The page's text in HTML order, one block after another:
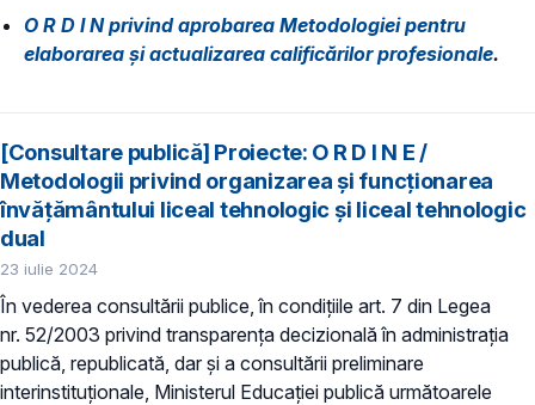
O R D I N privind aprobarea Metodologiei pentru
elaborarea și actualizarea calificărilor profesionale.
[Consultare publică] Proiecte: O R D I N E /
Metodologii privind organizarea și funcționarea
învățământului liceal tehnologic și liceal tehnologic
dual
23 iulie 2024
În vederea consultării publice, în condiţiile art. 7 din Legea
nr. 52/2003 privind transparenţa decizională în administraţia
publică, republicată, dar și a consultării preliminare
interinstituționale, Ministerul Educaţiei publică următoarele